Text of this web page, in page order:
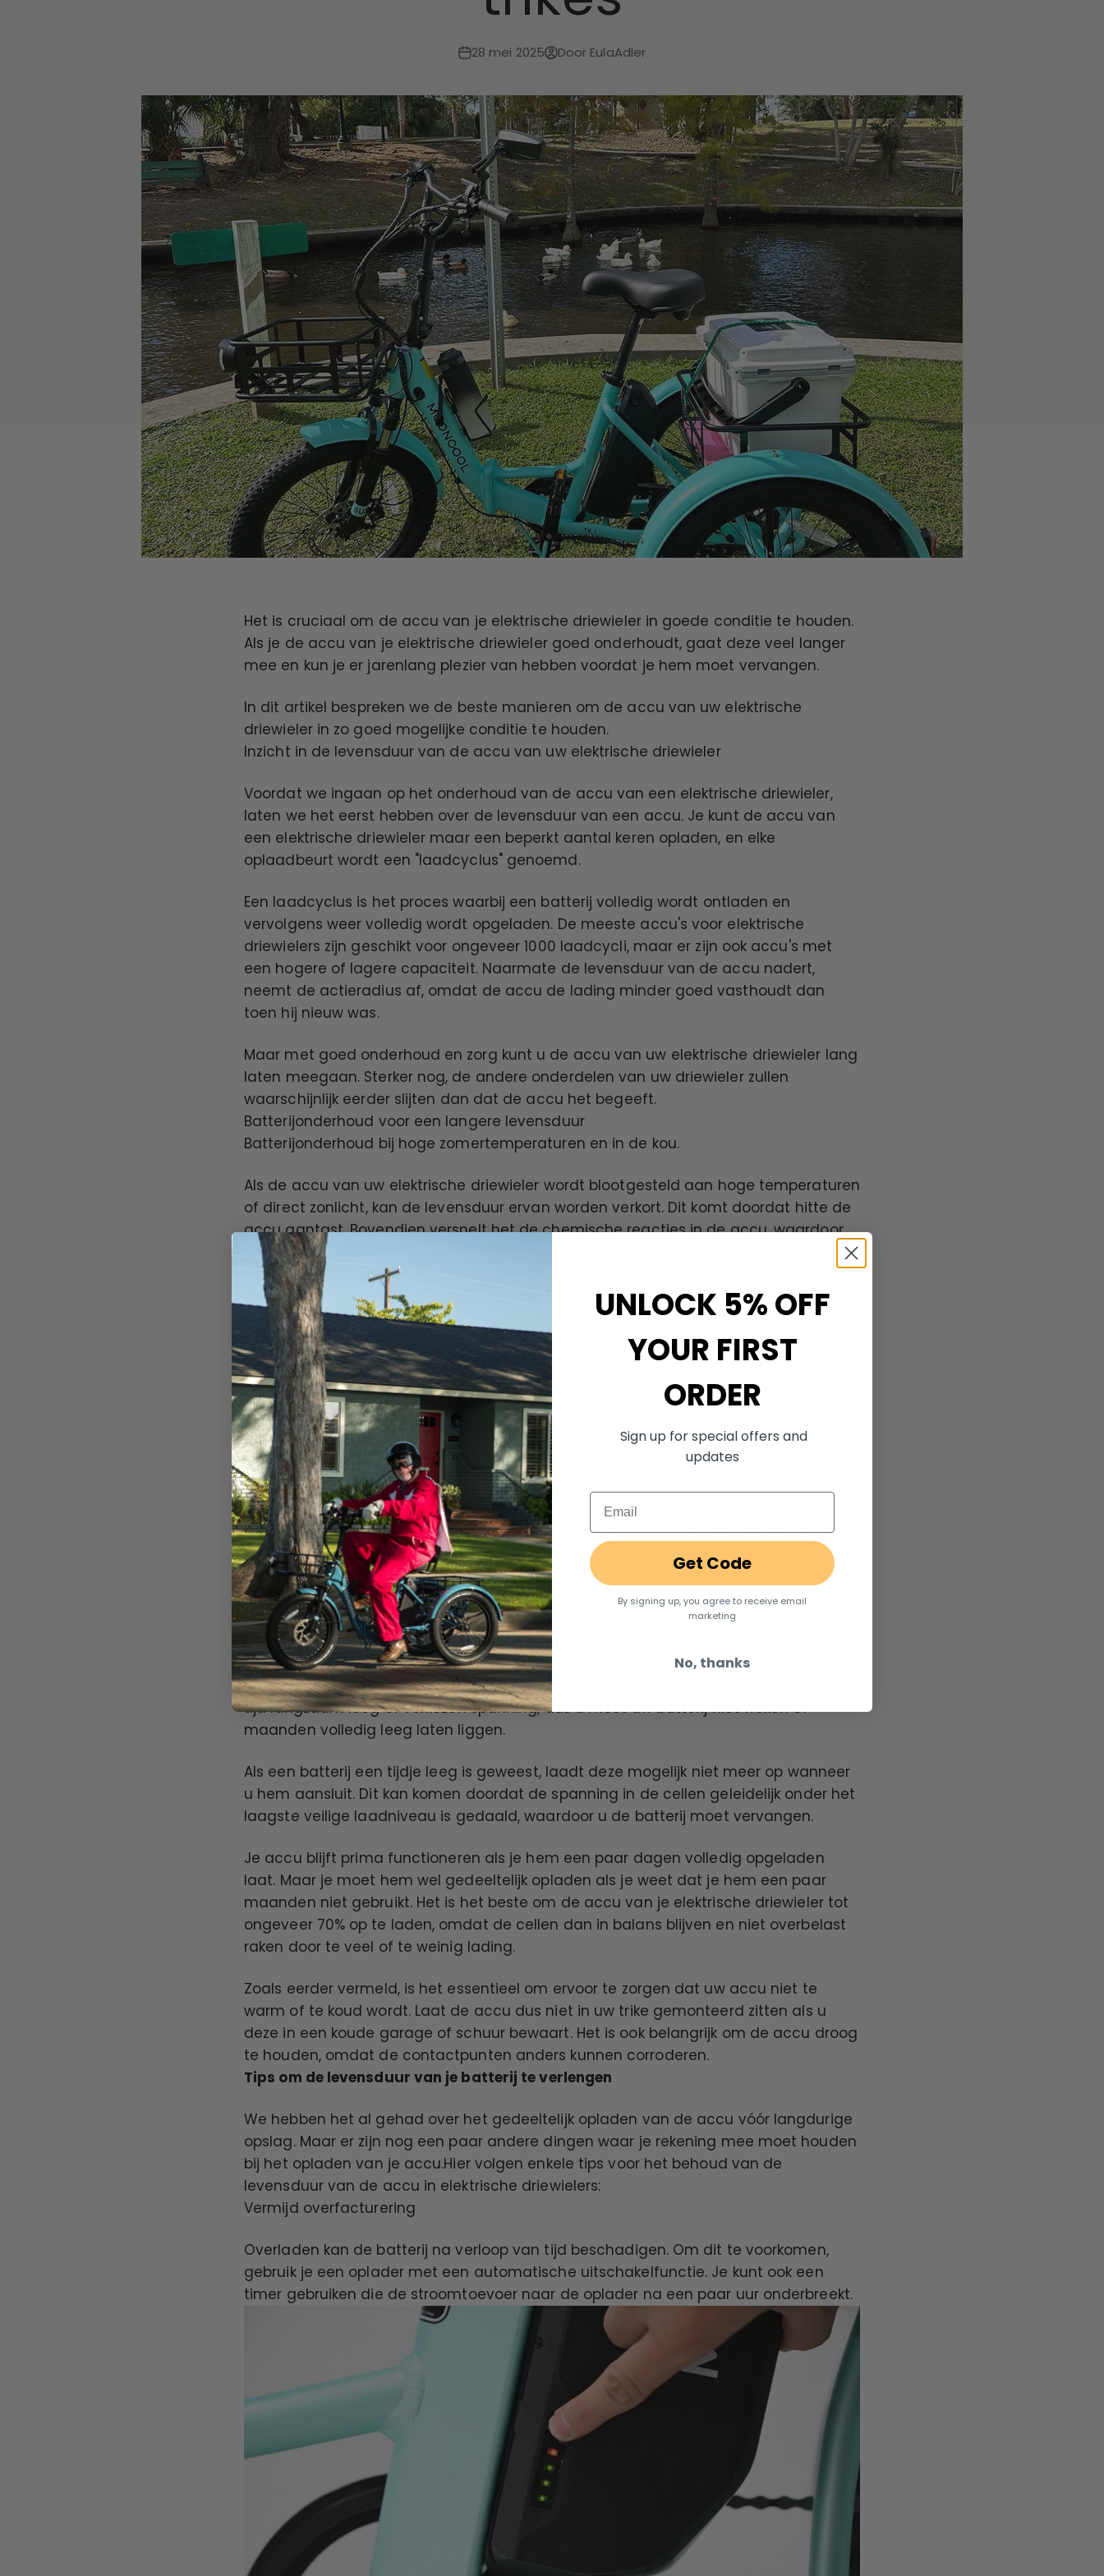
28 mei 2025 Door EulaAdler
Het is cruciaal om de accu van je elektrische driewieler in goede conditie te houden.
Als je de accu van je elektrische driewieler goed onderhoudt, gaat deze veel langer
mee en kun je er jarenlang plezier van hebben voordat je hem moet vervangen.
In dit artikel bespreken we de beste manieren om de accu van uw elektrische
driewieler in zo goed mogelijke conditie te houden.
Inzicht in de levensduur van de accu van uw elektrische driewieler
Voordat we ingaan op het onderhoud van de accu van een elektrische driewieler,
laten we het eerst hebben over de levensduur van een accu. Je kunt de accu van
een elektrische driewieler maar een beperkt aantal keren opladen, en elke
oplaadbeurt wordt een "laadcyclus" genoemd.
Een laadcyclus is het proces waarbij een batterij volledig wordt ontladen en
vervolgens weer volledig wordt opgeladen. De meeste accu's voor elektrische
driewielers zijn geschikt voor ongeveer 1000 laadcycli, maar er zijn ook accu's met
een hogere of lagere capaciteit. Naarmate de levensduur van de accu nadert,
neemt de actieradius af, omdat de accu de lading minder goed vasthoudt dan
toen hij nieuw was.
Maar met goed onderhoud en zorg kunt u de accu van uw elektrische driewieler lang
laten meegaan. Sterker nog, de andere onderdelen van uw driewieler zullen
waarschijnlijk eerder slijten dan dat de accu het begeeft.
Batterijonderhoud voor een langere levensduur
Batterijonderhoud bij hoge zomertemperaturen en in de kou.
Als de accu van uw elektrische driewieler wordt blootgesteld aan hoge temperaturen
of direct zonlicht, kan de levensduur ervan worden verkort. Dit komt doordat hitte de
accu aantast. Bovendien versnelt het de chemische reacties in de accu, waardoor
deze voortijdig slijt.
Batterijen kunnen ook niet goed tegen de kou, omdat langdurige blootstelling aan
extreme kou de cellen kan beschadigen. Breng je batterij daarom, indien mogelijk,
naar binnen wanneer je niet fietst. Het is geen probleem om een ​​batterij op
kamertemperatuur mee naar buiten te nemen voor een winterse rit. Je zult echter
wel een prestatieverlies merken als het vriest, wat betekent dat je batterij minder
vermogen zal leveren.
De fiets kan trager aanvoelen en een kleinere actieradius hebben. We raden aan de
accu te isoleren als je weet dat je langere tijd onderweg bent. Je kunt de accu
isoleren met een thermische beschermhoes.
Kortom, je moet extreme temperaturen bij de accu van je elektrische fiets zoveel
mogelijk vermijden. Het is het beste om de accu uit de fiets te halen om de
prestaties en levensduur te verbeteren.
Belangrijke aandachtspunten voor langdurige batterijopslag
Om ervoor te zorgen dat uw batterij zo lang mogelijk meegaat, moet u deze op een
specifieke manier bewaren. Verschillende voltages hebben namelijk verschillende
gevolgen voor de werking van de batterij. De meeste batterijen lopen na verloop van
tijd langzaam leeg of verliezen spanning, dus u moet uw batterij niet weken of
maanden volledig leeg laten liggen.
Als een batterij een tijdje leeg is geweest, laadt deze mogelijk niet meer op wanneer
u hem aansluit. Dit kan komen doordat de spanning in de cellen geleidelijk onder het
laagste veilige laadniveau is gedaald, waardoor u de batterij moet vervangen.
Je accu blijft prima functioneren als je hem een ​​paar dagen volledig opgeladen
laat. Maar je moet hem wel gedeeltelijk opladen als je weet dat je hem een ​​paar
maanden niet gebruikt. Het is het beste om de accu van je elektrische driewieler tot
ongeveer 70% op te laden, omdat de cellen dan in balans blijven en niet overbelast
raken door te veel of te weinig lading.
Zoals eerder vermeld, is het essentieel om ervoor te zorgen dat uw accu niet te
warm of te koud wordt. Laat de accu dus niet in uw trike gemonteerd zitten als u
deze in een koude garage of schuur bewaart. Het is ook belangrijk om de accu droog
te houden, omdat de contactpunten anders kunnen corroderen.
Tips om de levensduur van je batterij te verlengen
We hebben het al gehad over het gedeeltelijk opladen van de accu vóór langdurige
opslag. Maar er zijn nog een paar andere dingen waar je rekening mee moet houden
bij het opladen van je accu.Hier volgen enkele tips voor het behoud van de
levensduur van de accu in elektrische driewielers:
Vermijd overfacturering
Overladen kan de batterij na verloop van tijd beschadigen. Om dit te voorkomen,
gebruik je een oplader met een automatische uitschakelfunctie. Je kunt ook een
timer gebruiken die de stroomtoevoer naar de oplader na een paar uur onderbreekt.
UNLOCK 5% OFF
YOUR FIRST
ORDER
Sign up for special offers and
updates
Email
Get Code
By signing up, you agree to receive email
marketing
No, thanks